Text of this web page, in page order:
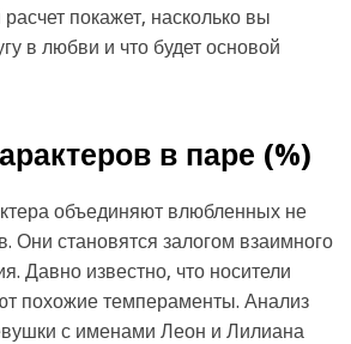
покажет, насколько вы
в любви и что будет основой
в паре (%)
объединяют влюбленных не
Они становятся залогом взаимного
Давно известно, что носители
похожие темпераменты. Анализ
с именами Леон и Лилиана